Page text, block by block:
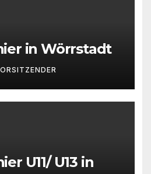
in Wörrstadt
U11/ U13 in